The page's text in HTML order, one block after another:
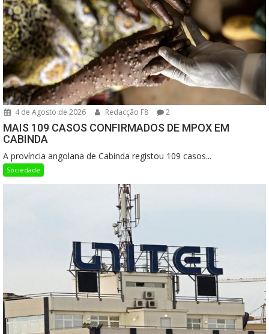
4 de Agosto de 2026 Redacção F8 2
MAIS 109 CASOS CONFIRMADOS DE MPOX EM
CABINDA
A província angolana de Cabinda registou 109 casos...
Sociedade